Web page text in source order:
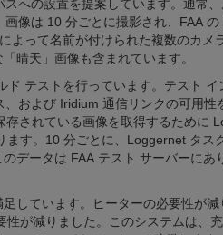
への設置を提案しています。通常
像は 10 分ごとに撮影され、FAA
よって名前が付けられた複数のカメ
晴天」画像も含まれています。
テストを行っています。テスト
および Iridium 通信リンクの可用性
されている画像を取得するために
す。10 分ごとに、Loggernet タス
データは FAA テスト サーバーにあ
しています。ヒーターの必要性が
が減りました。このシステムは、